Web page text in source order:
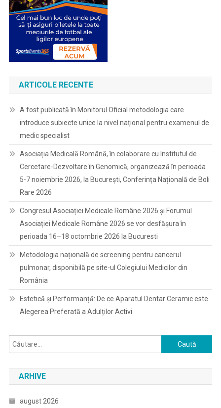
ARTICOLE RECENTE
A fost publicată în Monitorul Oficial metodologia care
introduce subiecte unice la nivel național pentru examenul de
medic specialist
Asociația Medicală Română, în colaborare cu Institutul de
Cercetare-Dezvoltare în Genomică, organizează în perioada
5-7 noiembrie 2026, la București, Conferința Națională de Boli
Rare 2026
Congresul Asociației Medicale Române 2026 și Forumul
Asociației Medicale Române 2026 se vor desfășura în
perioada 16–18 octombrie 2026 la Bucuresti
Metodologia națională de screening pentru cancerul
pulmonar, disponibilă pe site-ul Colegiului Medicilor din
România
Estetică și Performanță: De ce Aparatul Dentar Ceramic este
Alegerea Preferată a Adulților Activi
Caută
după:
ARHIVE
august 2026